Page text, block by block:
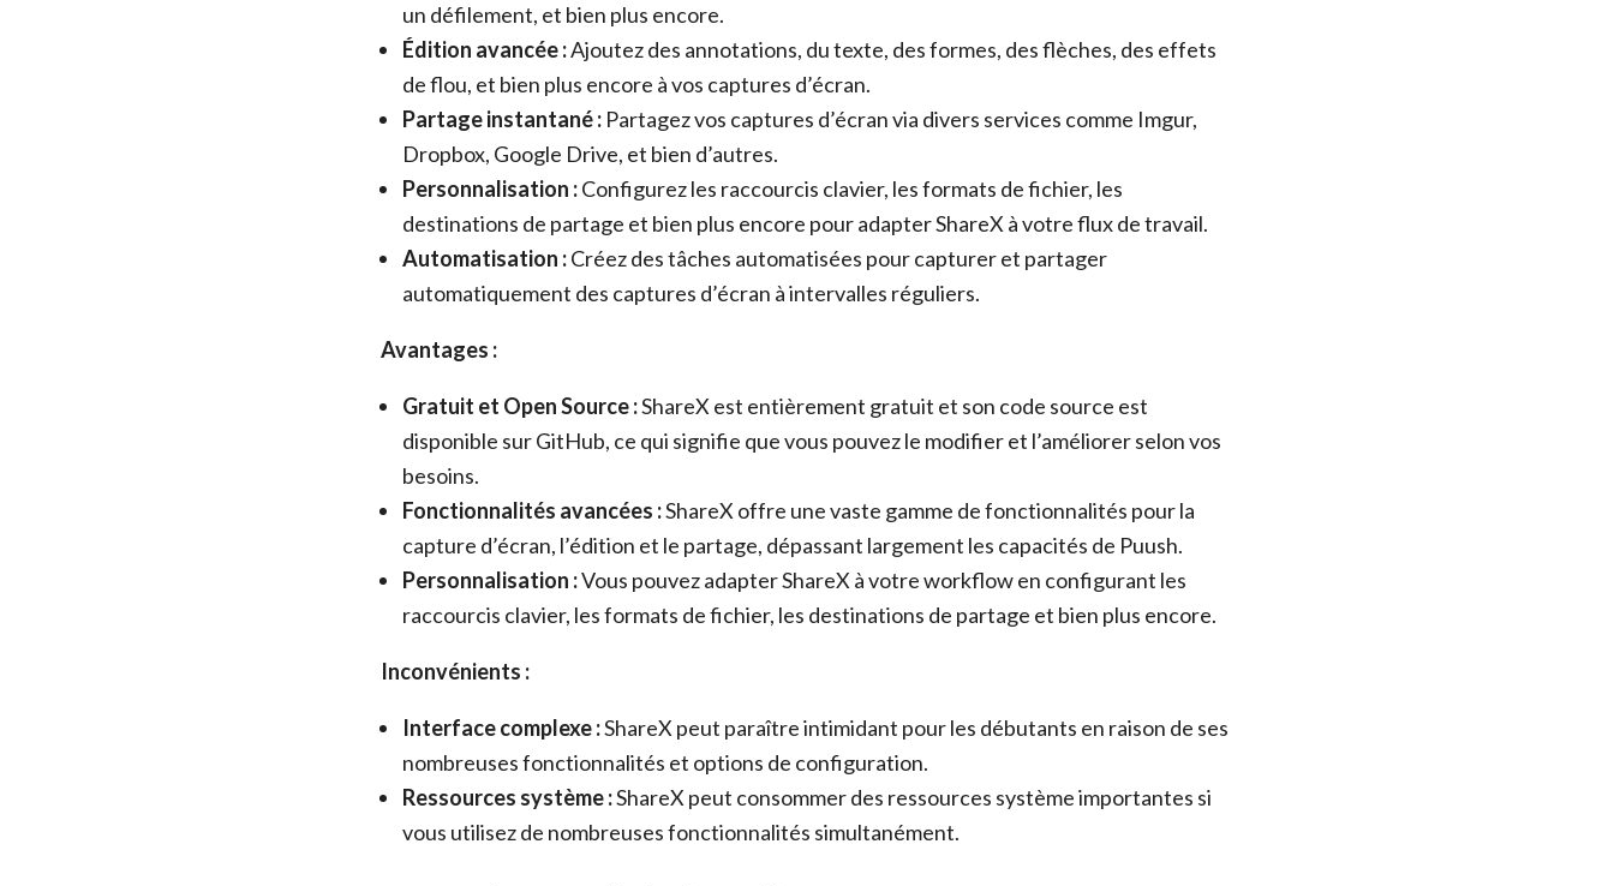
un défilement, et bien plus encore.
Édition avancée :Ajoutez des annotations, du texte, des formes, des flèches, des effets
de flou, et bien plus encore à vos captures d’écran.
Partage instantané : Partagez vos captures d’écran via divers services comme Imgur,
Dropbox, Google Drive, et bien d’autres.
Personnalisation :Configurez les raccourcis clavier, les formats de fichier, les
destinations de partage et bien plus encore pour adapter ShareX à votre flux de travail.
Automatisation :Créez des tâches automatisées pour capturer et partager
automatiquement des captures d’écran à intervalles réguliers.
Avantages :
Gratuit et Open Source :ShareX est entièrement gratuit et son code source est
disponible sur GitHub, ce qui signifie que vous pouvez le modifier et l’améliorer selon vos
besoins.
Fonctionnalités avancées :ShareX offre une vaste gamme de fonctionnalités pour la
capture d’écran, l’édition et le partage, dépassant largement les capacités de Puush.
Personnalisation :Vous pouvez adapter ShareX à votre workflow en configurant les
raccourcis clavier, les formats de fichier, les destinations de partage et bien plus encore.
Inconvénients :
Interface complexe :ShareX peut paraître intimidant pour les débutants en raison de ses
nombreuses fonctionnalités et options de configuration.
Ressources système :ShareX peut consommer des ressources système importantes si
vous utilisez de nombreuses fonctionnalités simultanément.